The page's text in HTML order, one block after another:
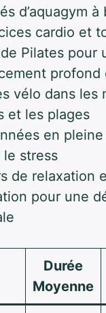
d’aquagym à
cardio et
Pilates pour
profond
vélo dans les
et les plages
en
le stress
de relaxation
pour une
Durée
Moyenne